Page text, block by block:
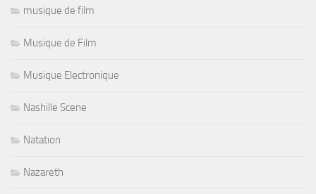
musique de film
Musique de Film
Musique Electronique
Nashille Scene
Natation
Nazareth